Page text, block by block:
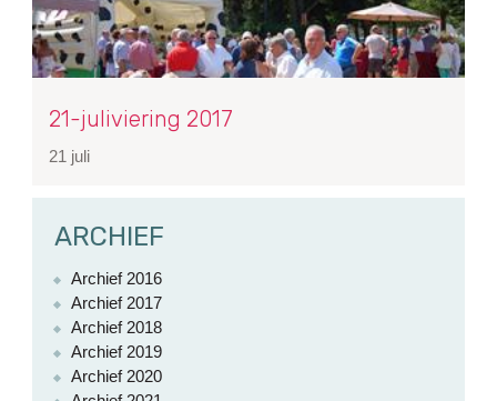
21-juliviering 2017
21 juli
ARCHIEF
Archief 2016
Archief 2017
Archief 2018
Archief 2019
Archief 2020